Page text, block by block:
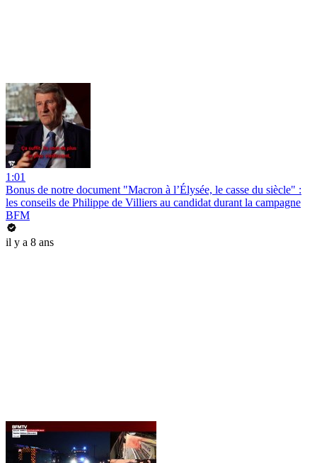
1:01
Bonus de notre document "Macron à l’Élysée, le casse du siècle" :
les conseils de Philippe de Villiers au candidat durant la campagne
BFM
il y a 8 ans